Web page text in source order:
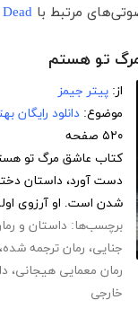
مرتبط با
تو هستم
از: پیتر جیمز
موضوع: دانلود رایگان
۵۲۰ صفحه
دست آورد، داستان
شدن است. او آرزوی
برچسب‌ها: داستان و
جنایی، رمان ترجمه شده،
رمان معمایی هیجانی،
خارجی